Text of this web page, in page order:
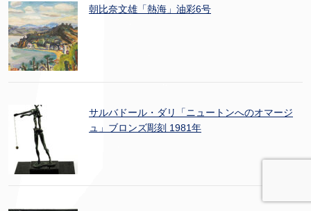
朝比奈文雄「熱海」油彩6号
サルバドール・ダリ「ニュートンへのオマージ
ュ」ブロンズ彫刻 1981年